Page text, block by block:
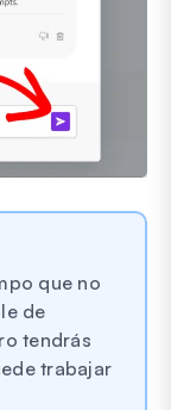
que no
de
tendrás
trabajar